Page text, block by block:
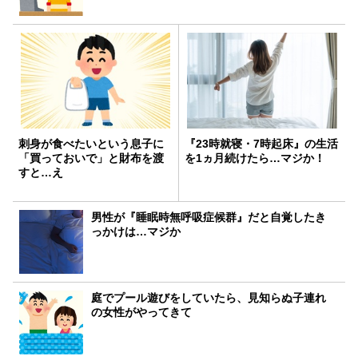
刺身が食べたいという息子に
「買っておいで」と財布を渡
すと…え
『23時就寝・7時起床』の生活
を1ヵ月続けたら…マジか！
男性が『睡眠時無呼吸症候群』だと自覚したき
っかけは…マジか
庭でプール遊びをしていたら、見知らぬ子連れ
の女性がやってきて